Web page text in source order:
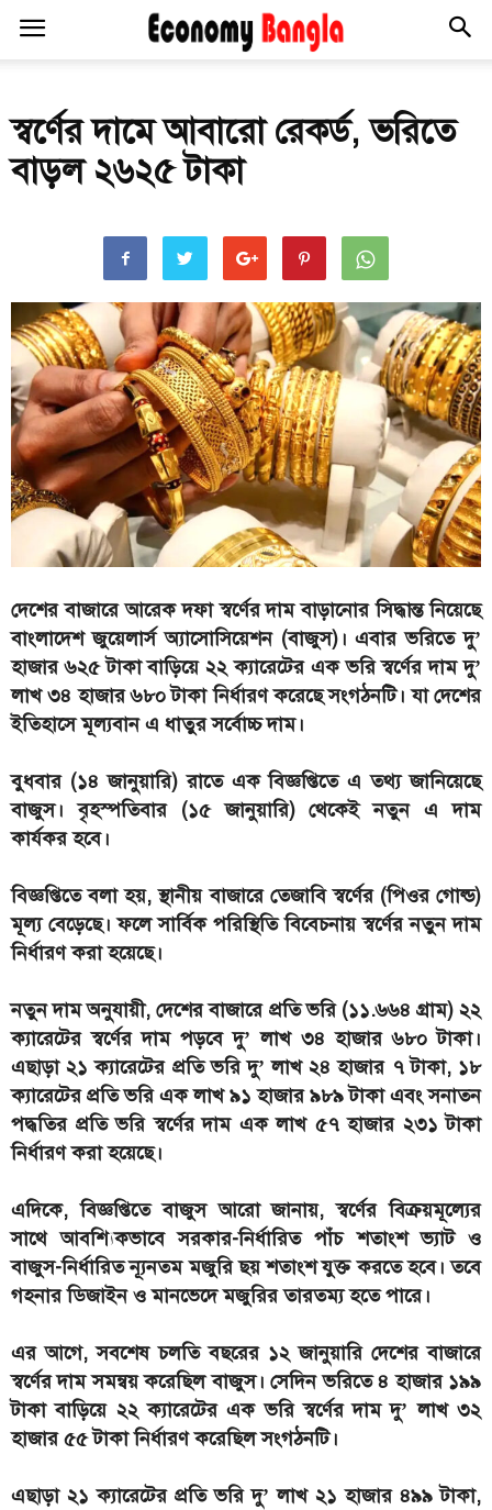
স্বর্ণের দামে আবারো রেকর্ড, ভরিতে
বাড়ল ২৬২৫ টাকা
দেশের বাজারে আরেক দফা স্বর্ণের দাম বাড়ানোর সিদ্ধান্ত নিয়েছে
বাংলাদেশ জুয়েলার্স অ্যাসোসিয়েশন (বাজুস)। এবার ভরিতে দু’
হাজার ৬২৫ টাকা বাড়িয়ে ২২ ক্যারেটের এক ভরি স্বর্ণের দাম দু’
লাখ ৩৪ হাজার ৬৮০ টাকা নির্ধারণ করেছে সংগঠনটি। যা দেশের
ইতিহাসে মূল্যবান এ ধাতুর সর্বোচ্চ দাম।
বুধবার (১৪ জানুয়ারি) রাতে এক বিজ্ঞপ্তিতে এ তথ্য জানিয়েছে
বাজুস। বৃহস্পতিবার (১৫ জানুয়ারি) থেকেই নতুন এ দাম
কার্যকর হবে।
বিজ্ঞপ্তিতে বলা হয়, স্থানীয় বাজারে তেজাবি স্বর্ণের (পিওর গোল্ড)
মূল্য বেড়েছে। ফলে সার্বিক পরিস্থিতি বিবেচনায় স্বর্ণের নতুন দাম
নির্ধারণ করা হয়েছে।
নতুন দাম অনুযায়ী, দেশের বাজারে প্রতি ভরি (১১.৬৬৪ গ্রাম) ২২
ক্যারেটের স্বর্ণের দাম পড়বে দু’ লাখ ৩৪ হাজার ৬৮০ টাকা।
এছাড়া ২১ ক্যারেটের প্রতি ভরি দু’ লাখ ২৪ হাজার ৭ টাকা, ১৮
ক্যারেটের প্রতি ভরি এক লাখ ৯১ হাজার ৯৮৯ টাকা এবং সনাতন
পদ্ধতির প্রতি ভরি স্বর্ণের দাম এক লাখ ৫৭ হাজার ২৩১ টাকা
নির্ধারণ করা হয়েছে।
এদিকে, বিজ্ঞপ্তিতে বাজুস আরো জানায়, স্বর্ণের বিক্রয়মূল্যের
সাথে আবশ্যিকভাবে সরকার-নির্ধারিত পাঁচ শতাংশ ভ্যাট ও
বাজুস-নির্ধারিত ন্যূনতম মজুরি ছয় শতাংশ যুক্ত করতে হবে। তবে
গহনার ডিজাইন ও মানভেদে মজুরির তারতম্য হতে পারে।
এর আগে, সবশেষ চলতি বছরের ১২ জানুয়ারি দেশের বাজারে
স্বর্ণের দাম সমন্বয় করেছিল বাজুস। সেদিন ভরিতে ৪ হাজার ১৯৯
টাকা বাড়িয়ে ২২ ক্যারেটের এক ভরি স্বর্ণের দাম দু’ লাখ ৩২
হাজার ৫৫ টাকা নির্ধারণ করেছিল সংগঠনটি।
এছাড়া ২১ ক্যারেটের প্রতি ভরি দু’ লাখ ২১ হাজার ৪৯৯ টাকা,